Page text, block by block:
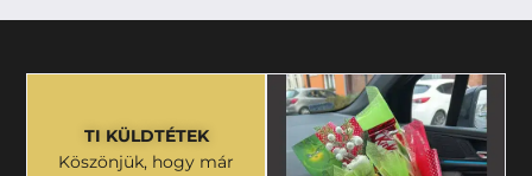
TI KÜLDTÉTEK
Köszönjük, hogy már